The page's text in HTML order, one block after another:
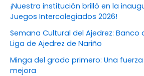
¡Nuestra institución brilló en la
Juegos Intercolegiados 2026!
Semana Cultural del Ajedrez: Banco
Liga de Ajedrez de Nariño
Minga del grado primero: Una
mejora